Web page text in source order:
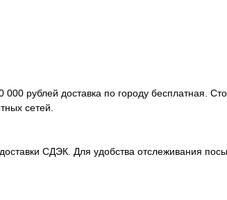
рублей доставка по городу бесплатная.
сетей.
СДЭК. Для удобства отслеживания